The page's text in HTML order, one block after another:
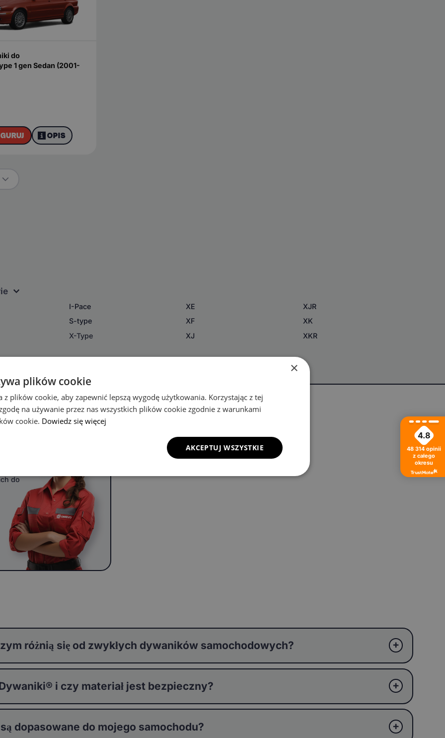
do
1 gen Sedan (2001-
OPIS
I-Pace
S-type
X-Type
XE
XF
XJ
XJR
XK
XKR
do
różnią się od zwykłych dywaników samochodowych?
i czy materiał jest bezpieczny?
dopasowane do mojego samochodu?
4.8
48 314 opinii
z całego
okresu
×
plików cookie
z plików cookie, aby zapewnić lepszą wygodę użytkowania. Korzystając z tej
na używanie przez nas wszystkich plików cookie zgodnie z warunkami
cookie. Dowiedz się więcej
AKCEPTUJ WSZYSTKIE